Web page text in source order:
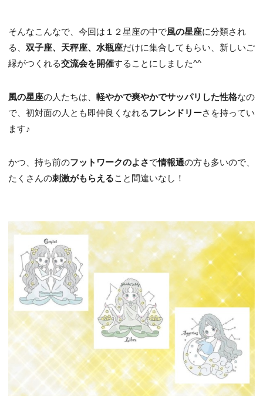
そんなこんなで、今回は１２星座の中で風の星座に分類され
る、 双子座、天秤座、水瓶座だけに集合してもらい、新しいご
縁がつくれる交流会を開催することにしました^^
風の星座の人たちは、 軽やかで爽やかでサッパリした性格なの
で、初対面の人とも即仲良くなれるフレンドリーさを持ってい
ます♪
かつ、持ち前のフットワークのよさで情報通の方も多いので、
たくさんの刺激がもらえること間違いなし！